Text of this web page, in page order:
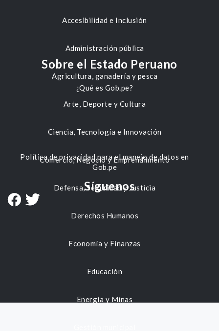
Accesibilidad e Inclusión
Administración pública
Agricultura, ganadería y pesca
Arte, Deporte y Cultura
Ciencia, Tecnología e Innovación
Comercio, Negocio y Emprendimiento
Defensa, Seguridad y Justicia
Derechos Humanos
Economía y Finanzas
Educación
Energía y Minas
Sobre el Estado Peruano
¿Qué es Gob.pe?
Política de privacidad para el manejo de datos en
Gob.pe
Síguenos